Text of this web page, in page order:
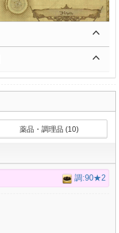
薬品・調理品 (10)
調:90★2